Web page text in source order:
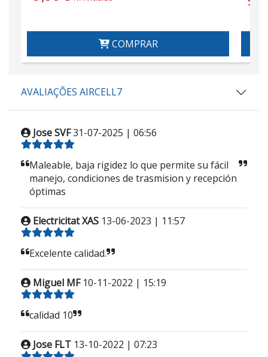
COMPRAR
AVALIAÇÕES AIRCELL7
Jose SVF31-07-2025 | 06:56
Maleable, baja rigidez lo que permite su fácil
manejo, condiciones de trasmision y recepción
óptimas
Electricitat XAS 13-06-2023 | 11:57
Excelente calidad.
Miguel MF 10-11-2022 | 15:19
calidad 10
Jose FLT 13-10-2022 | 07:23